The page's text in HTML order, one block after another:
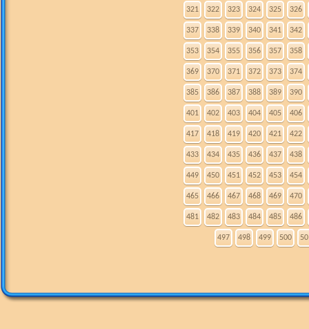
321 322 323 324 325 326
337 338 339 340 341 342
353 354 355 356 357 358
369 370 371 372 373 374
385 386 387 388 389 390
401 402 403 404 405 406
417 418 419 420 421 422
433 434 435 436 437 438
449 450 451 452 453 454
465 466 467 468 469 470
481 482 483 484 485 486
497 498 499 500